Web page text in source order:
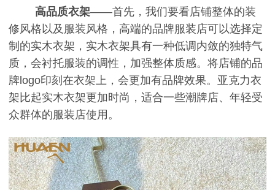
高品质衣架——首先，我们要看店铺整体的装
修风格以及服装风格，高端的品牌服装店可以选择定
制的实木衣架，实木衣架具有一种低调内敛的独特气
质，会衬托服装的调性，加强整体质感。将店铺的品
牌logo印刻在衣架上，会更加有品牌效果。亚克力衣
架比起实木衣架更加时尚，适合一些潮牌店、年轻受
众群体的服装店使用。